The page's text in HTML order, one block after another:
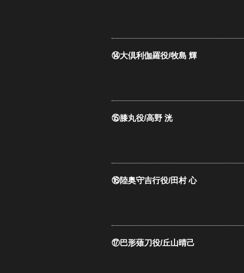
⑭大倶利伽羅役/牧島 輝
⑮膝丸役/高野 洸
⑯陸奥守吉行役/田村 心
⑰巴形薙刀役/丘山晴己